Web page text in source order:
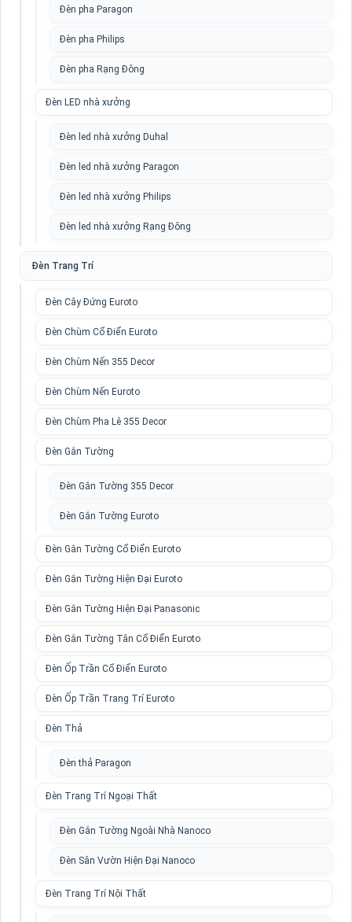
Đèn pha Paragon
Đèn pha Philips
Đèn pha Rạng Đông
Đèn LED nhà xưởng
Đèn led nhà xưởng Duhal
Đèn led nhà xưởng Paragon
Đèn led nhà xưởng Philips
Đèn led nhà xưởng Rạng Đông
Đèn Trang Trí
Đèn Cây Đứng Euroto
Đèn Chùm Cổ Điển Euroto
Đèn Chùm Nến 355 Decor
Đèn Chùm Nến Euroto
Đèn Chùm Pha Lê 355 Decor
Đèn Gắn Tường
Đèn Gắn Tường 355 Decor
Đèn Gắn Tường Euroto
Đèn Gắn Tường Cổ Điển Euroto
Đèn Gắn Tường Hiện Đại Euroto
Đèn Gắn Tường Hiện Đại Panasonic
Đèn Gắn Tường Tân Cổ Điển Euroto
Đèn Ốp Trần Cổ Điển Euroto
Đèn Ốp Trần Trang Trí Euroto
Đèn Thả
Đèn thả Paragon
Đèn Trang Trí Ngoại Thất
Đèn Gắn Tường Ngoài Nhà Nanoco
Đèn Sân Vườn Hiện Đại Nanoco
Đèn Trang Trí Nội Thất